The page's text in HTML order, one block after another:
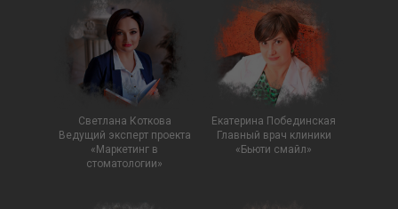
Светлана Коткова
Ведущий эксперт проекта
«Маркетинг в
стоматологии»
Екатерина Побединская
Главный врач клиники
«Бьюти смайл»